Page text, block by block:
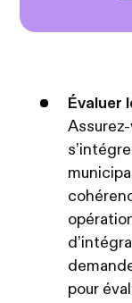
Évaluer
pour